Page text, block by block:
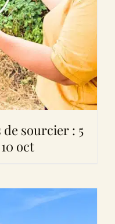
sourcier : 5
oct